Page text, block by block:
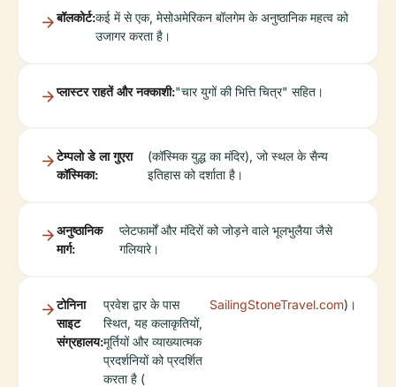
बॉलकोर्ट:कई में से एक, मेसोअमेरिकन बॉलगेम के अनुष्ठानिक महत्व को
उजागर करता है।
प्लास्टर राहतें और नक्काशी:"चार युगों की भित्ति चित्र" सहित।
टेम्पलो डे ला गुएरा
कॉस्मिका:
(कॉस्मिक युद्ध का मंदिर), जो स्थल के सैन्य
इतिहास को दर्शाता है।
अनुष्ठानिक
मार्ग:
प्लेटफार्मों और मंदिरों को जोड़ने वाले भूलभुलैया जैसे
गलियारे।
टोनिना
साइट
संग्रहालय:
प्रवेश द्वार के पास
स्थित, यह कलाकृतियों,
मूर्तियों और व्याख्यात्मक
प्रदर्शनियों को प्रदर्शित
करता है (
SailingStoneTravel.com)।